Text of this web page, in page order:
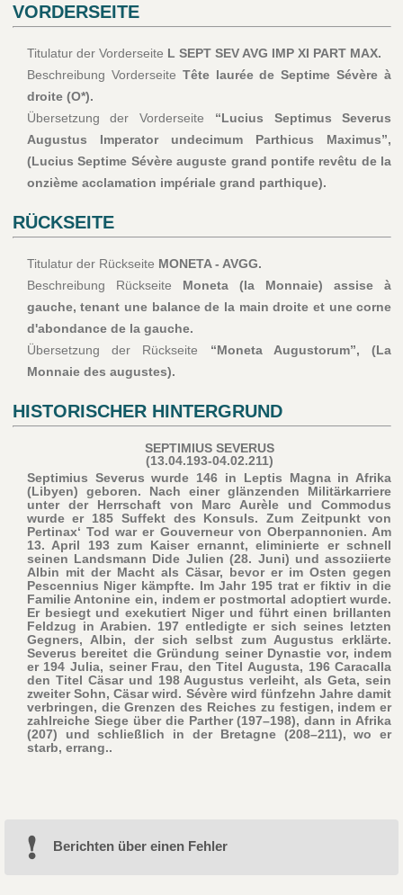
VORDERSEITE
Titulatur der Vorderseite L SEPT SEV AVG IMP XI PART MAX.
Beschreibung Vorderseite Tête laurée de Septime Sévère à
droite (O*).
Übersetzung der Vorderseite “Lucius Septimus Severus
Augustus Imperator undecimum Parthicus Maximus”,
(Lucius Septime Sévère auguste grand pontife revêtu de la
onzième acclamation impériale grand parthique).
RÜCKSEITE
Titulatur der Rückseite MONETA - AVGG.
Beschreibung Rückseite Moneta (la Monnaie) assise à
gauche, tenant une balance de la main droite et une corne
d'abondance de la gauche.
Übersetzung der Rückseite “Moneta Augustorum”, (La
Monnaie des augustes).
HISTORISCHER HINTERGRUND
SEPTIMIUS SEVERUS
(13.04.193-04.02.211)
Septimius Severus wurde 146 in Leptis Magna in Afrika
(Libyen) geboren. Nach einer glänzenden Militärkarriere
unter der Herrschaft von Marc Aurèle und Commodus
wurde er 185 Suffekt des Konsuls. Zum Zeitpunkt von
Pertinax‘ Tod war er Gouverneur von Oberpannonien. Am
13. April 193 zum Kaiser ernannt, eliminierte er schnell
seinen Landsmann Dide Julien (28. Juni) und assoziierte
Albin mit der Macht als Cäsar, bevor er im Osten gegen
Pescennius Niger kämpfte. Im Jahr 195 trat er fiktiv in die
Familie Antonine ein, indem er postmortal adoptiert wurde.
Er besiegt und exekutiert Niger und führt einen brillanten
Feldzug in Arabien. 197 entledigte er sich seines letzten
Gegners, Albin, der sich selbst zum Augustus erklärte.
Severus bereitet die Gründung seiner Dynastie vor, indem
er 194 Julia, seiner Frau, den Titel Augusta, 196 Caracalla
den Titel Cäsar und 198 Augustus verleiht, als Geta, sein
zweiter Sohn, Cäsar wird. Sévère wird fünfzehn Jahre damit
verbringen, die Grenzen des Reiches zu festigen, indem er
zahlreiche Siege über die Parther (197–198), dann in Afrika
(207) und schließlich in der Bretagne (208–211), wo er
starb, errang..
Berichten über einen Fehler